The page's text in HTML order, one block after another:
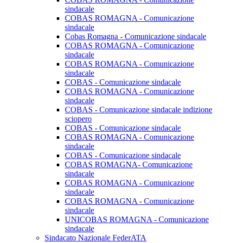
sindacale
COBAS ROMAGNA - Comunicazione
sindacale
Cobas Romagna - Comunicazione sindacale
COBAS ROMAGNA - Comunicazione
sindacale
COBAS ROMAGNA - Comunicazione
sindacale
COBAS - Comunicazione sindacale
COBAS ROMAGNA - Comunicazione
sindacale
COBAS - Comunicazione sindacale indizione
sciopero
COBAS - Comunicazione sindacale
COBAS ROMAGNA - Comunicazione
sindacale
COBAS - Comunicazione sindacale
COBAS ROMAGNA- Comunicazione
sindacale
COBAS ROMAGNA - Comunicazione
sindacale
COBAS ROMAGNA - Comunicazione
sindacale
UNICOBAS ROMAGNA - Comunicazione
sindacale
Sindacato Nazionale FederATA